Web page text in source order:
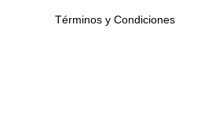
Términos y Condiciones